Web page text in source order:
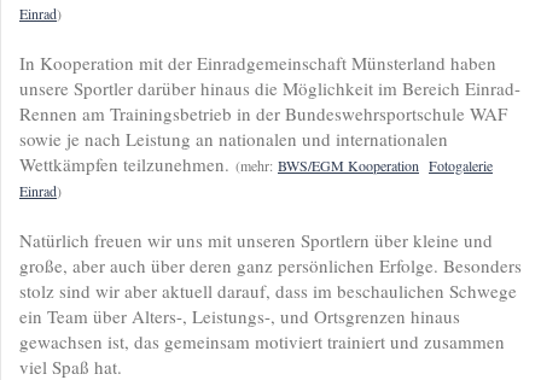
Einrad)
In Kooperation mit der Einradgemeinschaft Münsterland haben
unsere Sportler darüber hinaus die Möglichkeit im Bereich Einrad-
Rennen am Trainingsbetrieb in der Bundeswehrsportschule WAF
sowie je nach Leistung an nationalen und internationalen
Wettkämpfen teilzunehmen. (mehr: BWS/EGM Kooperation Fotogalerie
Einrad)
Natürlich freuen wir uns mit unseren Sportlern über kleine und
große, aber auch über deren ganz persönlichen Erfolge. Besonders
stolz sind wir aber aktuell darauf, dass im beschaulichen Schwege
ein Team über Alters-, Leistungs-, und Ortsgrenzen hinaus
gewachsen ist, das gemeinsam motiviert trainiert und zusammen
viel Spaß hat.